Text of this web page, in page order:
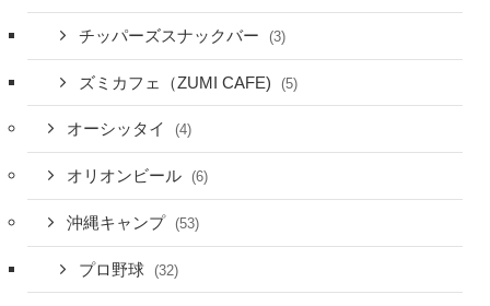
チッパーズスナックバー (3)
ズミカフェ（ZUMI CAFE) (5)
オーシッタイ (4)
オリオンビール (6)
沖縄キャンプ (53)
プロ野球 (32)